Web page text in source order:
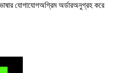
যোগাযোগঅগ্রিম অর্ডারঅনুগ্রহ করে